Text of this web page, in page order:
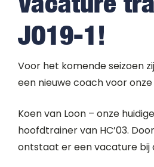
JO19-1!
Voor het komende seizoen
een nieuwe coach voor onze
Koen van Loon – onze
hoofdtrainer van HC’03.
ontstaat er een vacature bij